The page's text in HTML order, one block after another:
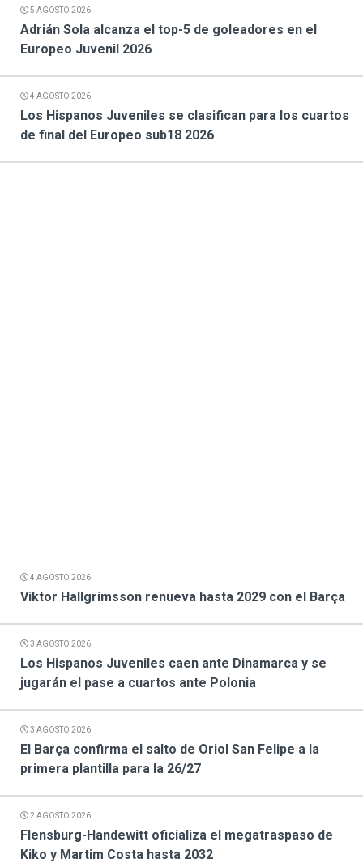
5 AGOSTO 2026
Adrián Sola alcanza el top-5 de goleadores en el
Europeo Juvenil 2026
4 AGOSTO 2026
Los Hispanos Juveniles se clasifican para los cuartos
de final del Europeo sub18 2026
4 AGOSTO 2026
Viktor Hallgrimsson renueva hasta 2029 con el Barça
3 AGOSTO 2026
Los Hispanos Juveniles caen ante Dinamarca y se
jugarán el pase a cuartos ante Polonia
3 AGOSTO 2026
El Barça confirma el salto de Oriol San Felipe a la
primera plantilla para la 26/27
2 AGOSTO 2026
Flensburg-Handewitt oficializa el megatraspaso de
Kiko y Martim Costa hasta 2032